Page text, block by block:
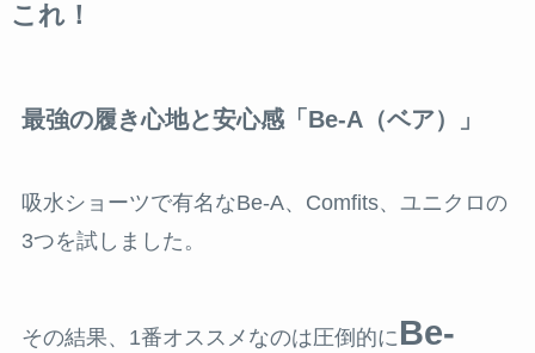
これ！
最強の履き心地と安心感「Be-A（ベア）」
吸水ショーツで有名なBe-A、Comfits、ユニクロの
3つを試しました。
その結果、1番オススメなのは圧倒的に Be-